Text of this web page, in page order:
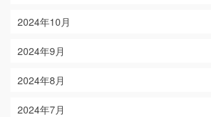
2024年10月
2024年9月
2024年8月
2024年7月